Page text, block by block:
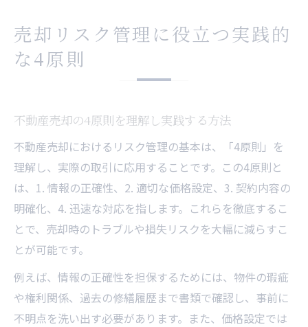
売却リスク管理に役立つ実践的
な4原則
不動産売却の4原則を理解し実践する方法
不動産売却におけるリスク管理の基本は、「4原則」を
理解し、実際の取引に応用することです。この4原則と
は、1. 情報の正確性、2. 適切な価格設定、3. 契約内容の
明確化、4. 迅速な対応を指します。これらを徹底するこ
とで、売却時のトラブルや損失リスクを大幅に減らすこ
とが可能です。
例えば、情報の正確性を担保するためには、物件の瑕疵
や権利関係、過去の修繕履歴まで書類で確認し、事前に
不明点を洗い出す必要があります。また、価格設定では